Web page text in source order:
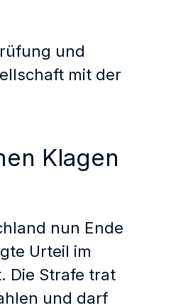
und
mit der
Klagen
nun Ende
Urteil im
Die Strafe trat
und darf